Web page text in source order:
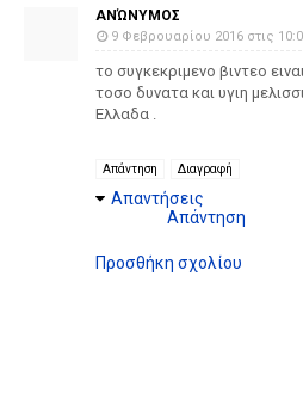
ΑΝΏΝΥΜΟΣ
9 Φεβρουαρίου 2016 στις
το συγκεκριμενο βιντεο
τοσο δυνατα και υγιη
Ελλαδα .
Απάντηση Διαγραφή
Απαντήσεις
Απάντηση
Προσθήκη σχολίου